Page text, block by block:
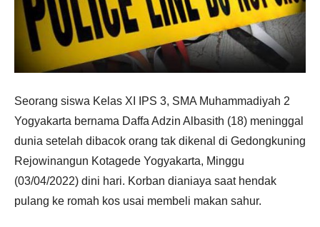
Seorang siswa Kelas XI IPS 3, SMA Muhammadiyah 2
Yogyakarta bernama Daffa Adzin Albasith (18) meninggal
dunia setelah dibacok orang tak dikenal di Gedongkuning
Rejowinangun Kotagede Yogyakarta, Minggu
(03/04/2022) dini hari. Korban dianiaya saat hendak
pulang ke romah kos usai membeli makan sahur.